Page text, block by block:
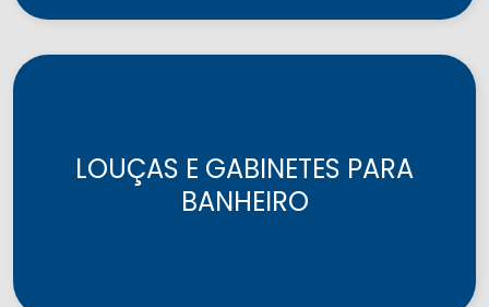
LOUÇAS E GABINETES PARA
BANHEIRO